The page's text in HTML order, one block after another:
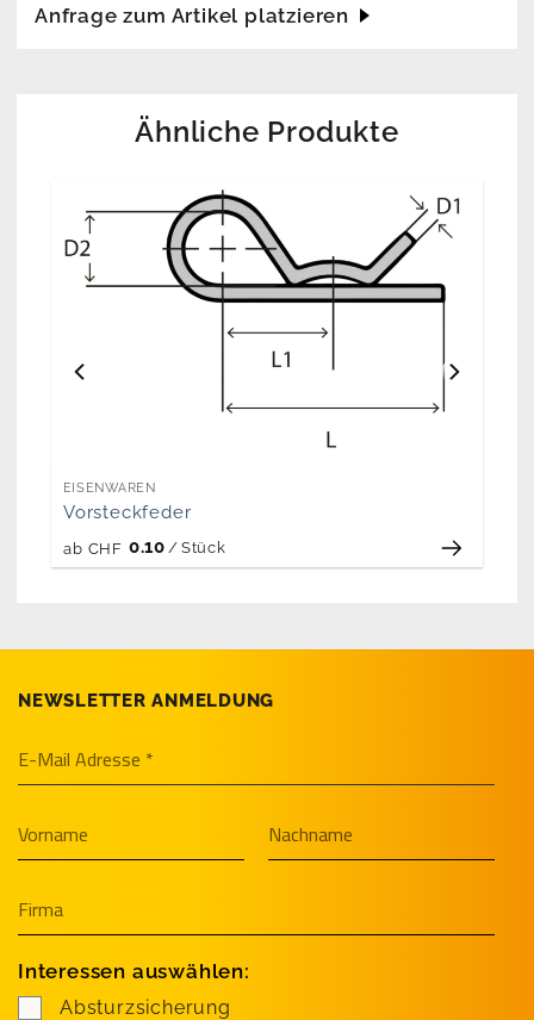
Anfrage zum Artikel platzieren
Ähnliche Produkte
EISENWAREN
Vorsteckfeder
ab CHF 0.10 / Stück
NEWSLETTER ANMELDUNG
Interessen auswählen:
Absturzsicherung